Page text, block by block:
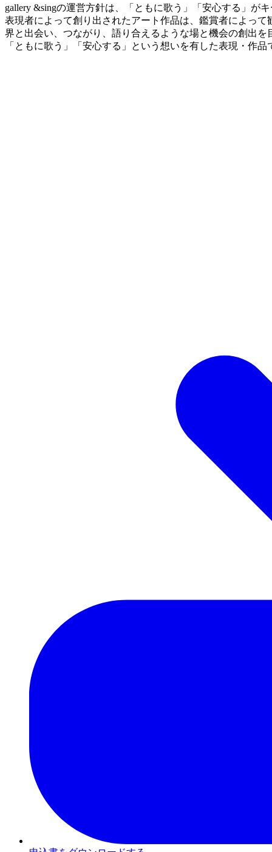
gallery &singの運営方針は、「ともに歌う」「安心する」がキ
表現者によって創り出されたアート作品は、鑑賞者によっ
界と出会い、つながり、語り合えるような場と機会の創出を
「ともに歌う」「安心する」という想いを有した表現・作